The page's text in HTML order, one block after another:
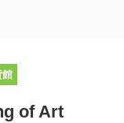
館
of Art